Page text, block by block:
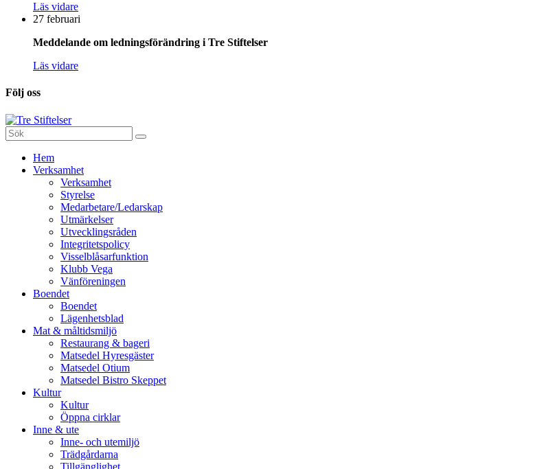
Läs vidare
27 februari
Meddelande om ledningsförändring i Tre Stiftelser
Läs vidare
Följ oss
Sök
efter:
vidare
Hem
Verksamhet
Verksamhet
Styrelse
Medarbetare/Ledarskap
Utmärkelser
Utvecklingsråden
Integritetspolicy
Visselblåsarfunktion
Klubb Vega
Vänföreningen
Boendet
Boendet
Lägenhetsblad
Mat & måltidsmiljö
Restaurang & bageri
Matsedel Hyresgäster
Matsedel Otium
Matsedel Bistro Skeppet
Kultur
Kultur
Öppna cirklar
Inne & ute
Inne- och utemiljö
Trädgårdarna
Tillgänglighet